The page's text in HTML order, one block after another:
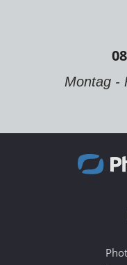
Montag -